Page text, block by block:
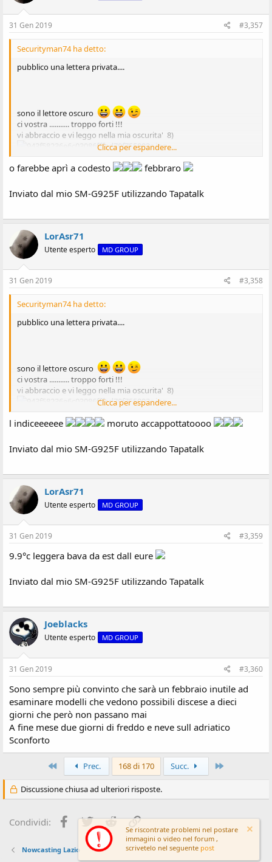
31 Gen 2019 #3,357
Securityman74 ha detto:
pubblico una lettera privata....
sono il lettore oscuro
ci vostra ........... troppo forti !!!
vi abbraccio e vi leggo nella mia oscurita' 8)
Inviato dal mio Redmi S2 utilizzando Tapatalk
Clicca per espandere...
o farebbe aprì a codesto febbraro
Inviato dal mio SM-G925F utilizzando Tapatalk
LorAsr71
Utente esperto MD GROUP
31 Gen 2019 #3,358
Securityman74 ha detto:
pubblico una lettera privata....
sono il lettore oscuro
ci vostra ........... troppo forti !!!
vi abbraccio e vi leggo nella mia oscurita' 8)
Inviato dal mio Redmi S2 utilizzando Tapatalk
Clicca per espandere...
l indiceeeeee moruto accappottatoooo
Inviato dal mio SM-G925F utilizzando Tapatalk
LorAsr71
Utente esperto MD GROUP
31 Gen 2019 #3,359
9.9°c leggera bava da est dall eure
Inviato dal mio SM-G925F utilizzando Tapatalk
Joeblacks
Utente esperto MD GROUP
31 Gen 2019 #3,360
Sono sempre più convinto che sarà un febbraio inutile ad
esaminare modelli che vedono possibili discese a dieci
giorni che però non passano mai
A fine mese due giorni di freddo e neve sull adriatico
Sconforto
Primo Prec. 168 di 170 Succ.
Discussione chiusa ad ulteriori risposte.
Condividi: Facebook
TwitterRedditLink
Nowcasting Lazio
Se riscontrate problemi nel postare
immagini o video nel forum ,
scrivetelo nel seguente post